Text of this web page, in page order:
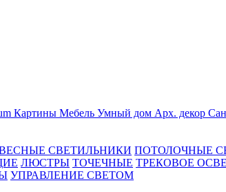
Картины Мебель Умный дом Арх. декор
СВЕТИЛЬНИКИ ПОТОЛОЧНЫЕ
ЛЮСТРЫ ТОЧЕЧНЫЕ ТРЕКОВОЕ
УПРАВЛЕНИЕ СВЕТОМ